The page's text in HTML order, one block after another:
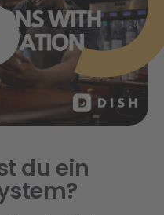
du ein